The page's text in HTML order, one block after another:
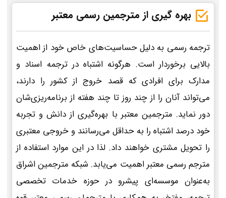
بهره گیری از مترجمین رسمی معتبر
ترجمه رسمی به دلیل حساسیت‌های خاص خود از اهمیت
بالایی برخوردار است. هرگونه اشتباه در ترجمه اسناد و
مدارک برای افرادی که قصد خروج از کشور را دارند،
می‌تواند آنان را از چند روز تا چند هفته از برنامه‌ریزی‌شان
دور نماید. مترجمین معتبر با بهره‌گیری از دانش و تجربه
خود درصد اشتباه را به حداقل می‌رسانند و خروجی معتبری
را تحویل مشتری خواهند داد. لذا در این موارد استفاده از
مترجم رسمی معتبر اهمیت می‌یابد. شبکه مترجمین اشراق
به‌عنوان موسسه‌ای پیشرو در حوزه خدمات تخصصی